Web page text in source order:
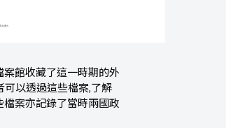
館收藏了這一時期的外
可以透過這些檔案,了解
案亦記錄了當時兩國政